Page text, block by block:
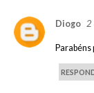
Diogo 2
Parabéns